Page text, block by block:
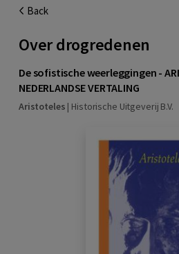
Back
Over drogredenen
De sofistische weerleggingen -
NEDERLANDSE VERTALING
Aristoteles | Historische Uitgeverij B.V.